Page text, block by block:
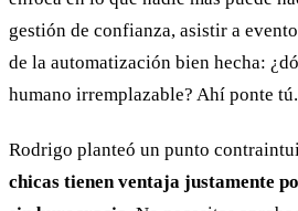
gestión de confianza, asistir a
de la automatización bien hecha:
humano irremplazable? Ahí ponte
Rodrigo planteó un punto
chicas tienen ventaja justamente